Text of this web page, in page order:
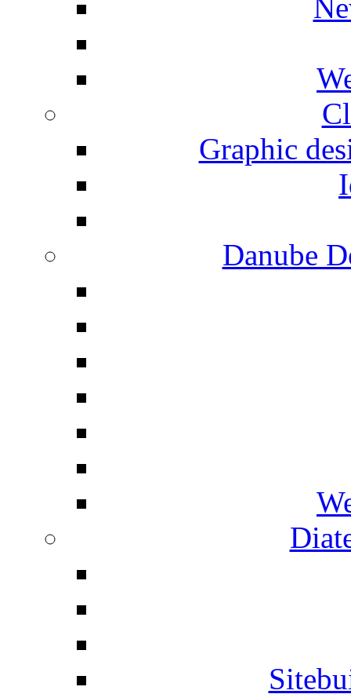
Graphic
Danube